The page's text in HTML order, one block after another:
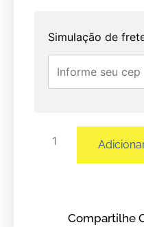
Simulação de
Compartilhe